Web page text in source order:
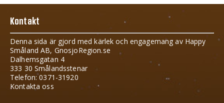
Kontakt
Denna sida är gjord med kärlek och engagemang av Happy
Småland AB, GnosjoRegion.se
Dalhemsgatan 4
333 30 Smålandsstenar
Telefon: 0371-31920
Kontakta oss